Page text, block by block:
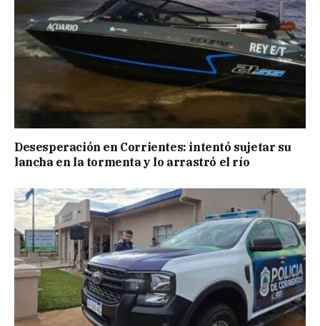
Desesperación en Corrientes: intentó sujetar su
lancha en la tormenta y lo arrastró el río